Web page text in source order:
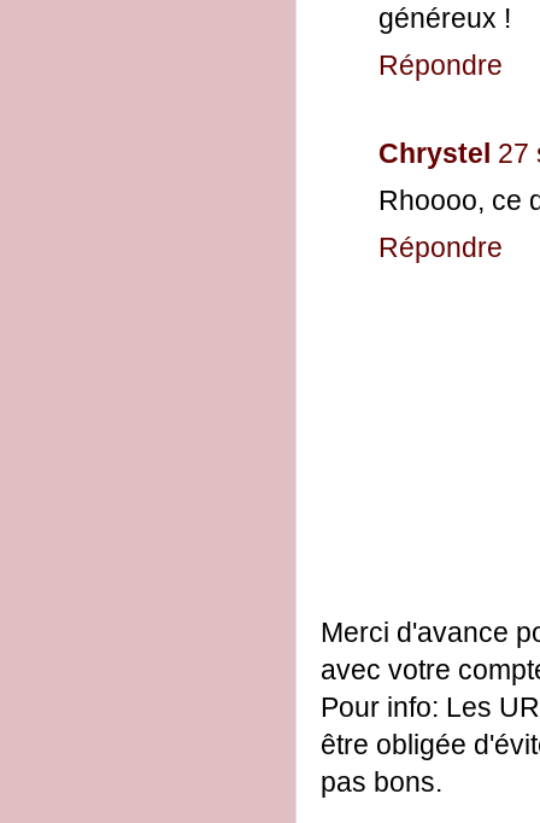
généreux !
Répondre
Chrystel 27
Rhoooo, ce
Répondre
Merci d'avance
avec votre
Pour info: Les
être obligée
pas bons.